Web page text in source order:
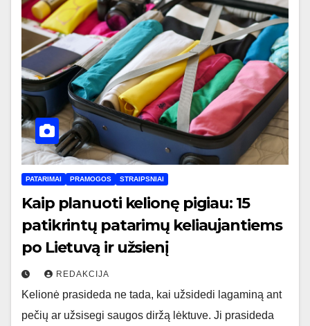
PATARIMAI PRAMOGOS STRAIPSNIAI
Kaip planuoti kelionę pigiau: 15
patikrintų patarimų keliaujantiems
po Lietuvą ir užsienį
REDAKCIJA
Kelionė prasideda ne tada, kai užsidedi lagaminą ant
pečių ar užsisegi saugos diržą lėktuve. Ji prasideda